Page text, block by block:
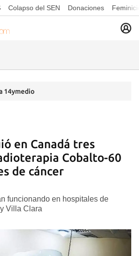
Colapso del SEN Donaciones
14ymedio
en Canadá tres
Cobalto-60
de cáncer
funcionando en hospitales de
Villa Clara